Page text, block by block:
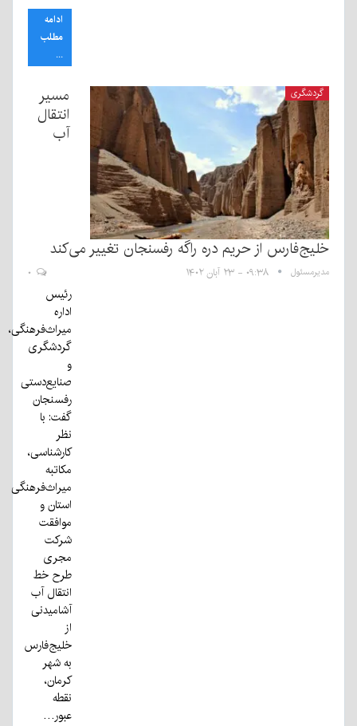
ادامه
مطلب
...
گردشگری
مسیر
انتقال
آب
خلیج‌فارس از حریم دره راگه رفسنجان تغییر می‌کند
مدیرمسئول ۰۹:۳۸ - ۲۳ آبان ۱۴۰۲
رئیس
اداره
میراث‌فرهنگی،
گردشگری
و
صنایع‌دستی
رفسنجان
گفت: با
نظر
کارشناسی،
مکاتبه
میراث‌فرهنگی
استان و
موافقت
شرکت
مجری
طرح خط
انتقال آب
آشامیدنی
از
خلیج‌فارس
به شهر
کرمان،
نقطه
عبور…